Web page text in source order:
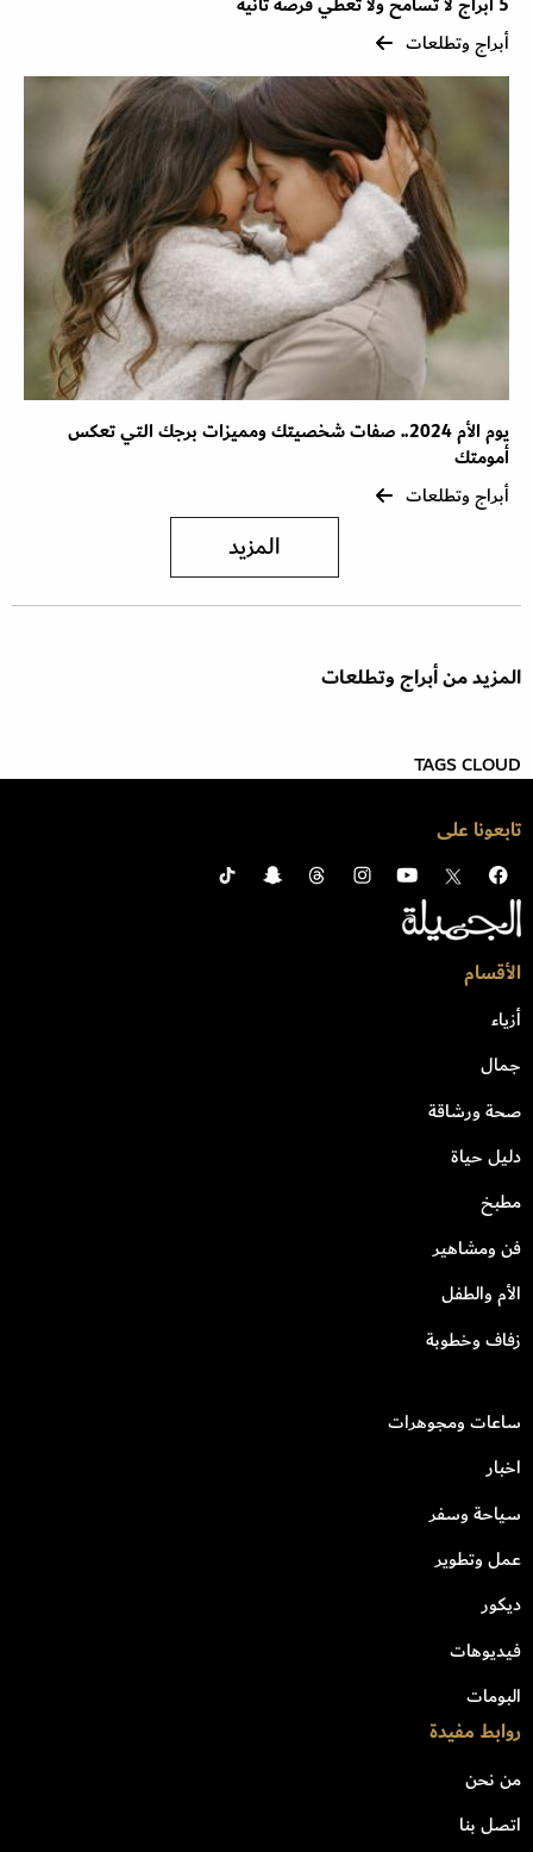
أبراج وتطلعات
يوم الأم 2024.. صفات شخصيتك ومميزات برجك التي تعكس
أمومتك
أبراج وتطلعات
المزيد
المزيد من أبراج وتطلعات
TAGS CLOUD
تابعونا على
الأقسام
أزياء
جمال
صحة ورشاقة
دليل حياة
مطبخ
فن ومشاهير
الأم والطفل
زفاف وخطوبة
ساعات ومجوهرات
اخبار
سياحة وسفر
عمل وتطوير
ديكور
فيديوهات
البومات
روابط مفيدة
من نحن
اتصل بنا